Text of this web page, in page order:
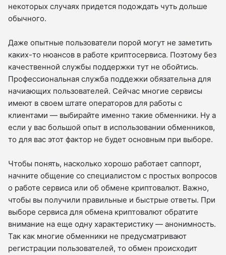
некоторых случаях придется подождать чуть дольше
обычного.
Даже опытные пользователи порой могут не заметить
каких-то нюансов в работе криптосервиса. Поэтому без
качественной службы поддержки тут не обойтись.
Профессиональная служба поддежки обязательна для
начиающих пользователей. Сейчас многие сервисы
имеют в своем штате операторов для работы с
клиентами — выбирайте именно такие обменники. Ну а
если у вас большой опыт в использовании обменников,
то для вас этот фактор не будет основным при выборе.
Чтобы понять, насколько хорошо работает саппорт,
начните общение со специалистом с простых вопросов
о работе сервиса или об обмене криптовалют. Важно,
чтобы вы получили правильные и быстрые ответы. При
выборе сервиса для обмена криптовалют обратите
внимание на еще одну характеристику — анонимность.
Так как многие обменники не предусматривают
регистрации пользователей, то обмен происходит